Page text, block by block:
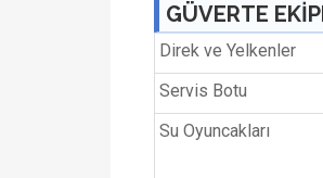
GÜVERTE
Direk ve Yelkenler
Servis Botu
Su Oyuncakları